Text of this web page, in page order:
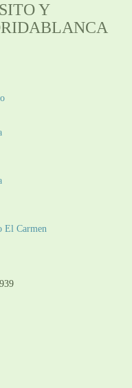
Y
El Carmen